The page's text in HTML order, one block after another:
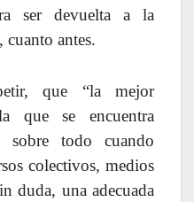
ser devuelta a la
antes.
que “la mejor
que se encuentra
sobre todo cuando
colectivos, medios
duda, una adecuada